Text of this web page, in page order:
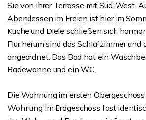
Sie von Ihrer Terrasse mit Süd-West-
Abendessen im Freien ist hier im
Küche und Diele schließen sich
Flur herum sind das Schlafzimmer und
angeordnet. Das Bad hat ein
Badewanne und ein WC.
Die Wohnung im ersten Obergeschoss
Wohnung im Erdgeschoss fast